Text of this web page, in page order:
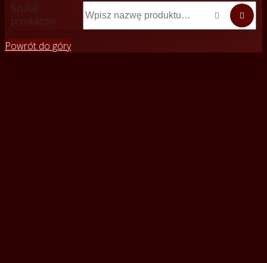
Szukaj
produktów
 
Powrót do góry